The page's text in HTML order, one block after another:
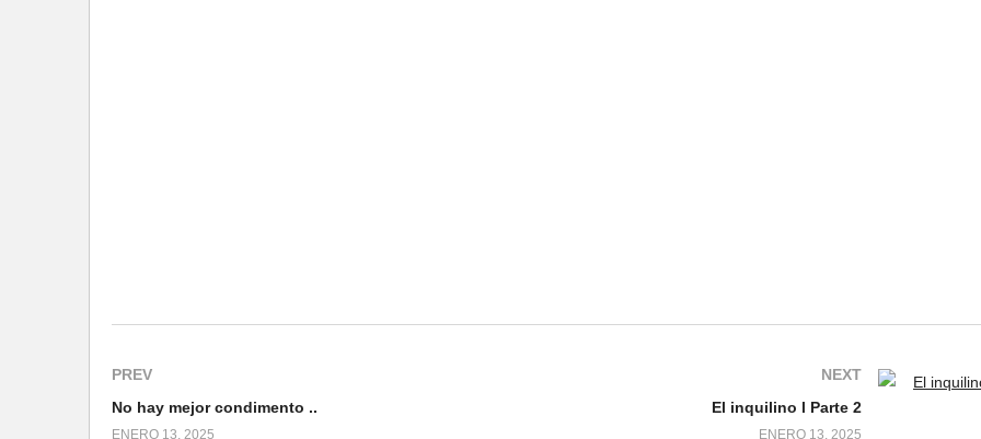
PREV
No hay mejor condimento ..
ENERO 13, 2025
NEXT
El inquilino l Parte 2
ENERO 13, 2025